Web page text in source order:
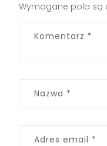
Wymagane pola są